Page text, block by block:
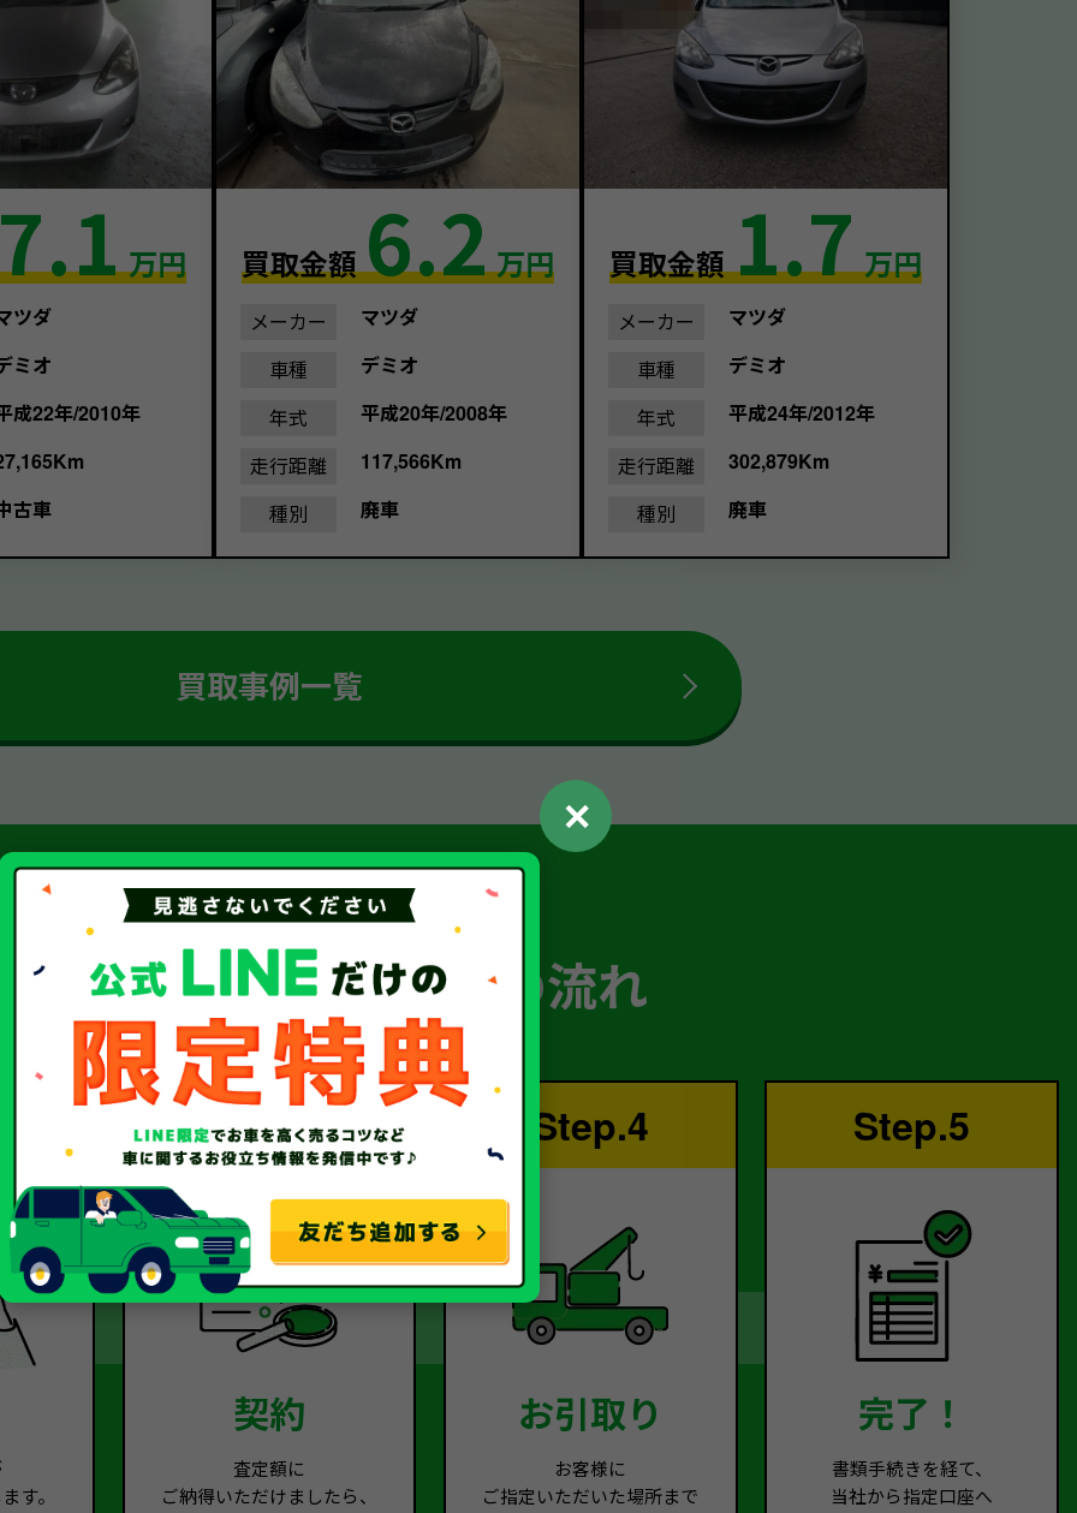
万円
ツダ
ミオ
成22年/2010年
古車
買取金額6.2 万円
メーカー
マツダ
車種
デミオ
年式
平成20年/2008年
走行距離
117,566Km
種別
廃車
買取金額1.7 万円
メーカー
マツダ
車種
デミオ
年式
平成24年/2012年
走行距離
302,879Km
種別
廃車
買取事例一覧
簡単 5ステップ！
・廃車・事故車買取の流れ
す。
Step.3
契約
査定額に
ご納得いただけましたら、
Step.4
お引取り
お客様に
ご指定いただいた場所まで
Step.5
完了！
書類手続きを経て、
当社から指定口座へ
✕